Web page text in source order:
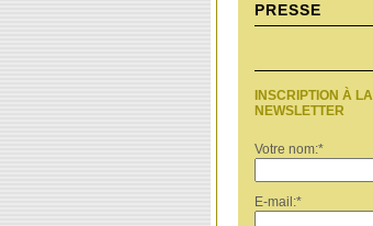
PRESSE
INSCRIPTION À LA
NEWSLETTER
Votre nom:*
E-mail:*